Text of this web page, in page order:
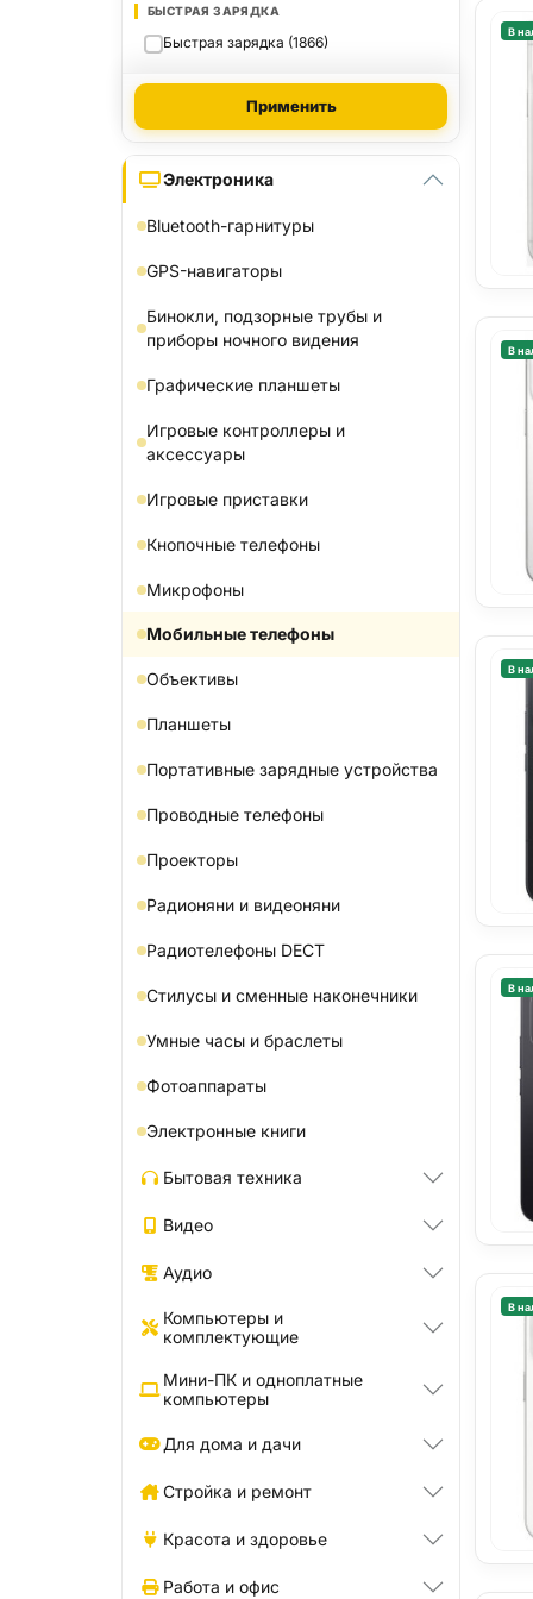
БЫСТРАЯ ЗАРЯДКА
Быстрая зарядка (1866)
Применить
Электроника
Bluetooth-гарнитуры
GPS-навигаторы
Бинокли, подзорные трубы и
приборы ночного видения
Графические планшеты
Игровые контроллеры и
аксессуары
Игровые приставки
Кнопочные телефоны
Микрофоны
Мобильные телефоны
Объективы
Планшеты
Портативные зарядные устройства
Проводные телефоны
Проекторы
Радионяни и видеоняни
Радиотелефоны DECT
Стилусы и сменные наконечники
Умные часы и браслеты
Фотоаппараты
Электронные книги
Бытовая техника
Видео
Аудио
Компьютеры и
комплектующие
Мини-ПК и одноплатные
компьютеры
Для дома и дачи
Стройка и ремонт
Красота и здоровье
Работа и офис
В
В
В
В
В